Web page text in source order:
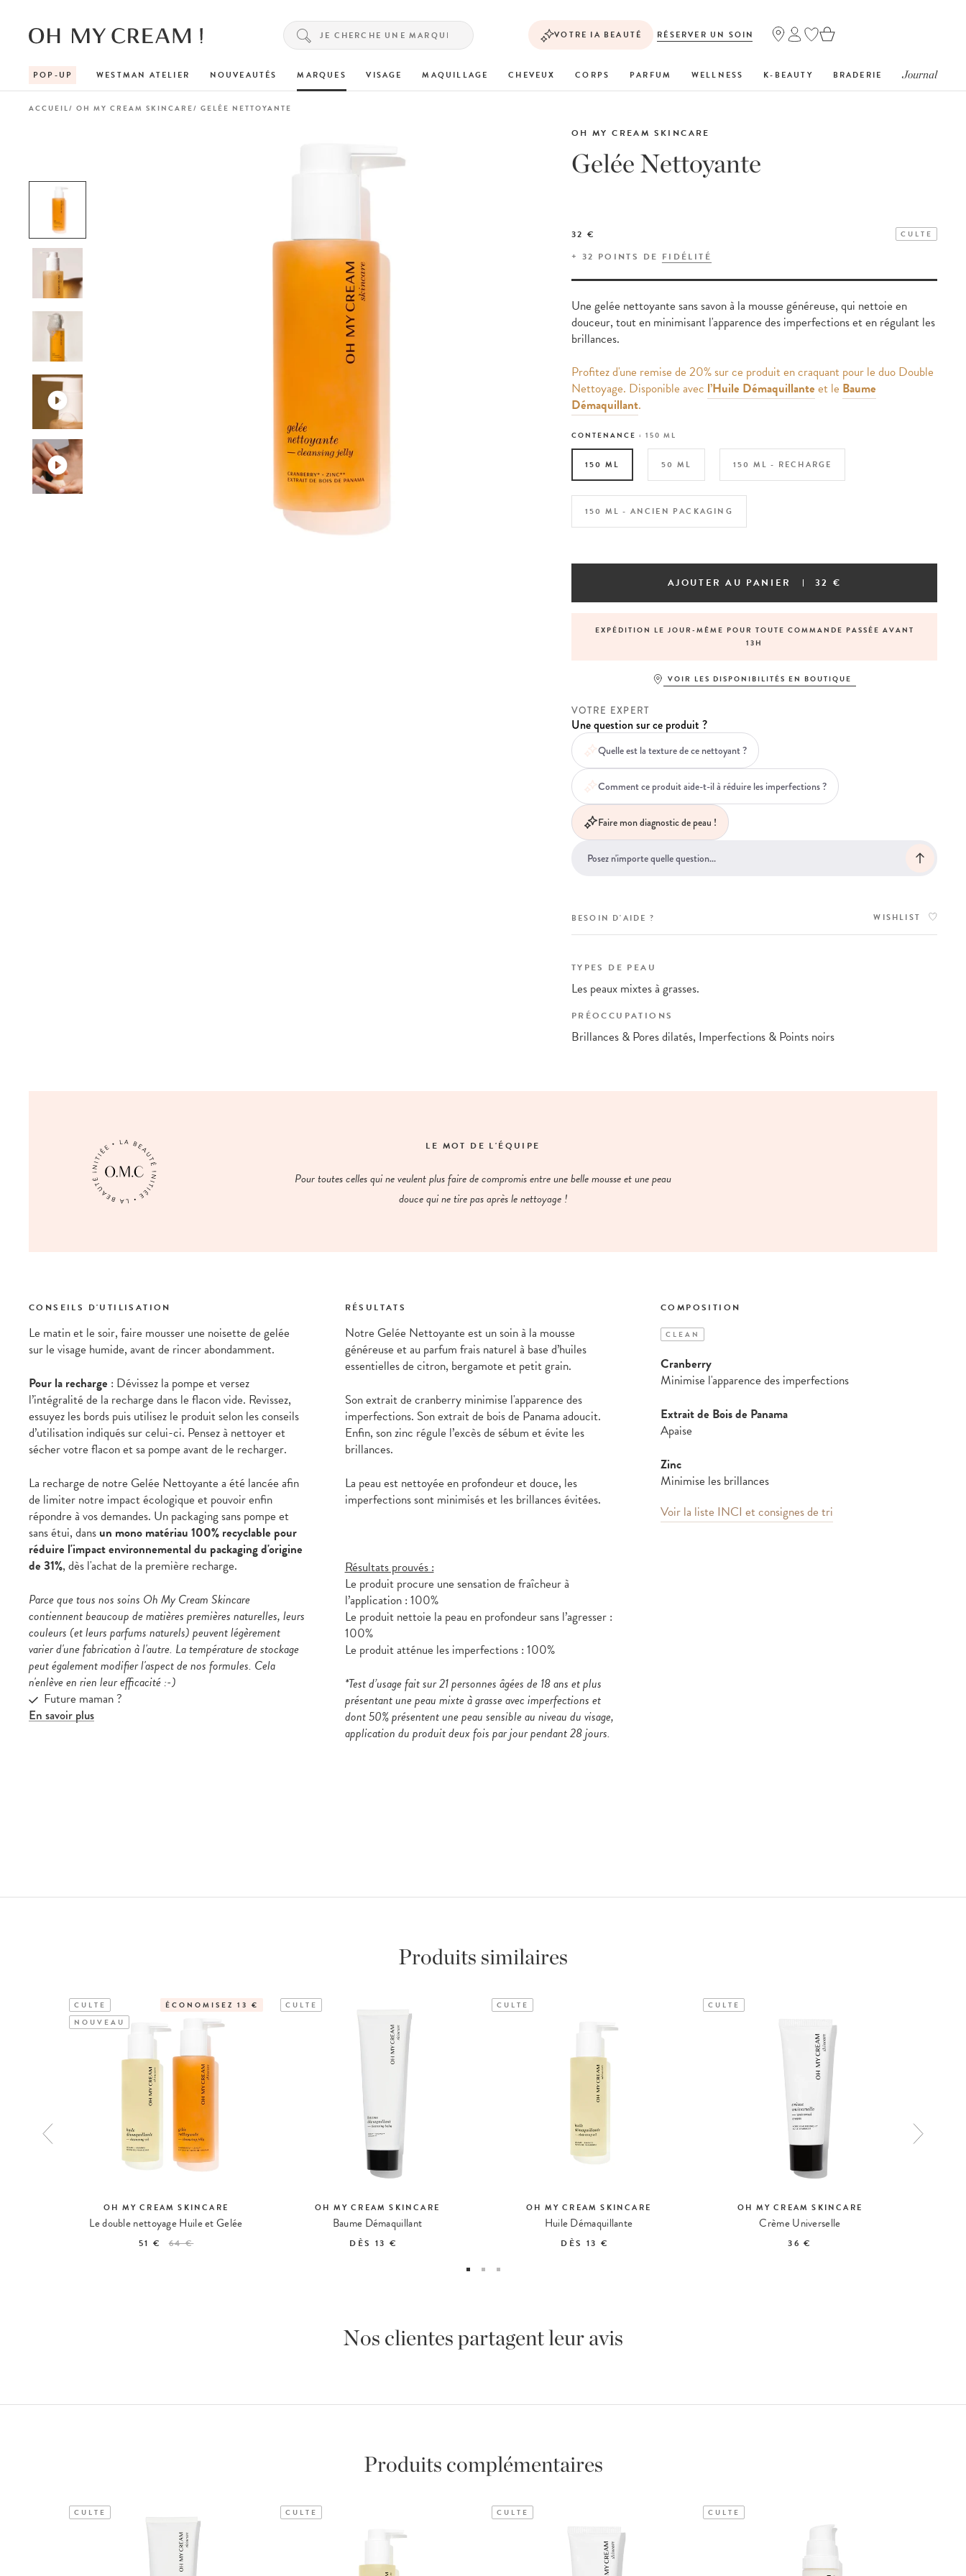
VOTRE IA BEAUTÉ RÉSERVER UN SOIN
POP-UP WESTMAN ATELIER NOUVEAUTÉS MARQUES VISAGE MAQUILLAGE CHEVEUX CORPS PARFUM WELLNESS K-BEAUTY BRADERIE Journal
ACCUEIL OH MY CREAM SKINCARE GELÉE NETTOYANTE
Gelée Nettoyante
OH MY CREAM SKINCARE
32 € CULTE
+ 32 POINTS DE FIDÉLITÉ
Une gelée nettoyante sans savon à la mousse généreuse, qui nettoie en
douceur, tout en minimisant l'apparence des imperfections et en régulant les
brillances.
Profitez d'une remise de 20% sur ce produit en craquant pour le duo Double
Nettoyage. Disponible avec l’Huile Démaquillante et le Baume
Démaquillant.
CONTENANCE : 150 ML
150 ML 50 ML 150 ML - RECHARGE
150 ML - ANCIEN PACKAGING
AJOUTER AU PANIER 32 €
EXPÉDITION LE JOUR-MÊME POUR TOUTE COMMANDE PASSÉE AVANT
13H
VOIR LES DISPONIBILITÉS EN BOUTIQUE
VOTRE EXPERT
Une question sur ce produit ?
Quelle est la texture de ce nettoyant ?
Comment ce produit aide-t-il à réduire les imperfections ?
Faire mon diagnostic de peau !
BESOIN D'AIDE ? WISHLIST
TYPES DE PEAU
Les peaux mixtes à grasses.
PRÉOCCUPATIONS
Brillances & Pores dilatés, Imperfections & Points noirs
LE MOT DE L'ÉQUIPE
Pour toutes celles qui ne veulent plus faire de compromis entre une belle mousse et une peau
douce qui ne tire pas après le nettoyage !
CONSEILS D'UTILISATION RÉSULTATS COMPOSITION
Le matin et le soir, faire mousser une noisette de gelée
sur le visage humide, avant de rincer abondamment.
Pour la recharge : Dévissez la pompe et versez
l’intégralité de la recharge dans le flacon vide. Revissez,
essuyez les bords puis utilisez le produit selon les conseils
d’utilisation indiqués sur celui-ci. Pensez à nettoyer et
sécher votre flacon et sa pompe avant de le recharger.
La recharge de notre Gelée Nettoyante a été lancée afin
de limiter notre impact écologique et pouvoir enfin
répondre à vos demandes. Un packaging sans pompe et
sans étui, dans un mono matériau 100% recyclable pour
réduire l'impact environnemental du packaging d'origine
de 31%, dès l'achat de la première recharge.
Parce que tous nos soins Oh My Cream Skincare
contiennent beaucoup de matières premières naturelles, leurs
couleurs (et leurs parfums naturels) peuvent légèrement
varier d'une fabrication à l'autre. La température de stockage
peut également modifier l'aspect de nos formules. Cela
n'enlève en rien leur efficacité :-)
Future maman ?
En savoir plus
Notre Gelée Nettoyante est un soin à la mousse
généreuse et au parfum frais naturel à base d’huiles
essentielles de citron, bergamote et petit grain.
Son extrait de cranberry minimise l'apparence des
imperfections. Son extrait de bois de Panama adoucit.
Enfin, son zinc régule l’excès de sébum et évite les
brillances.
La peau est nettoyée en profondeur et douce, les
imperfections sont minimisés et les brillances évitées.
Résultats prouvés :
Le produit procure une sensation de fraîcheur à
l’application : 100%
Le produit nettoie la peau en profondeur sans l’agresser :
100%
Le produit atténue les imperfections : 100%
*Test d’usage fait sur 21 personnes âgées de 18 ans et plus
présentant une peau mixte à grasse avec imperfections et
dont 50% présentent une peau sensible au niveau du visage,
application du produit deux fois par jour pendant 28 jours.
CLEAN
Cranberry
Minimise l'apparence des imperfections
Extrait de Bois de Panama
Apaise
Zinc
Minimise les brillances
Voir la liste INCI et consignes de tri
Produits similaires
ÉCONOMISEZ 13 €
CULTE
NOUVEAU
OH MY CREAM SKINCARE
Le double nettoyage Huile et Gelée
51 € 64 €
CULTE
OH MY CREAM SKINCARE
Baume Démaquillant
DÈS 13 €
CULTE
OH MY CREAM SKINCARE
Huile Démaquillante
DÈS 13 €
CULTE
OH MY CREAM SKINCARE
Crème Universelle
36 €
Nos clientes partagent leur avis
Produits complémentaires
CULTE CULTE CULTE CULTE